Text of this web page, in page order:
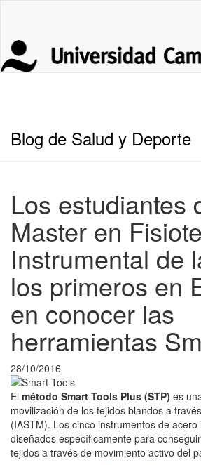
Blog de Salud y Deporte
Los estudiantes
Master en
Instrumental de
los primeros en
en conocer las
herramientas
28/10/2016
El método Smart Tools Plus (STP) es
movilización de los tejidos blandos a
(IASTM). Los cinco instrumentos de
diseñados específicamente para
tejidos a través de movimiento activo del